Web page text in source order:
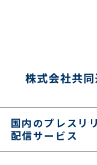
国内のプレスリ
配信サービス